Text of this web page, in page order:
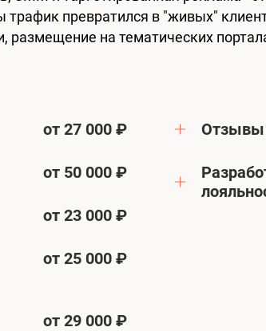
превратился в "живых"
на тематических
от 27 000 ₽
от 50 000 ₽
от 23 000 ₽
от 25 000 ₽
от 29 000 ₽
Отзывы